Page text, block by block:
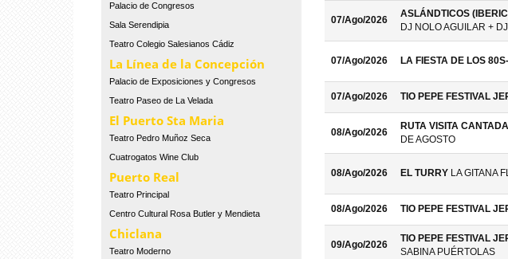
Palacio de Congresos
Sala Serendipia
Teatro Colegio Salesianos Cádiz
La Línea de la Concepción
Palacio de Exposiciones y Congresos
Teatro Paseo de La Velada
El Puerto Sta Maria
Teatro Pedro Muñoz Seca
Cuatrogatos Wine Club
Puerto Real
Teatro Principal
Centro Cultural Rosa Butler y Mendieta
Chiclana
Teatro Moderno
07/Ago/2026
ASLÁNDTICOS
DJ NOLO AGUILAR +
07/Ago/2026 LA FIESTA DE LOS
07/Ago/2026 TIO PEPE FESTIVAL
08/Ago/2026
RUTA VISITA
DE AGOSTO
08/Ago/2026 EL TURRY LA GITANA
08/Ago/2026 TIO PEPE FESTIVAL
09/Ago/2026
TIO PEPE FESTIVAL
SABINA PUÉRTOLAS